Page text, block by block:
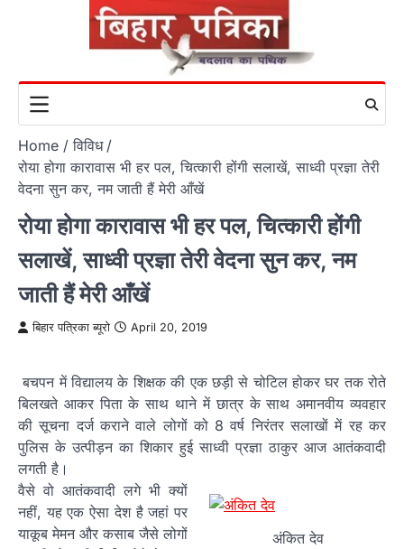
Home
विविध
रोया होगा कारावास भी हर पल, चित्कारी होंगी सलाखें, साध्वी प्रज्ञा तेरी
वेदना सुन कर, नम जाती हैं मेरी आँखें
रोया होगा कारावास भी हर पल, चित्कारी होंगी
सलाखें, साध्वी प्रज्ञा तेरी वेदना सुन कर, नम
जाती हैं मेरी आँखें
बिहार पत्रिका ब्यूरो April 20, 2019
बचपन में विद्यालय के शिक्षक की एक छड़ी से चोटिल होकर घर तक रोते
बिलखते आकर पिता के साथ थाने में छात्र के साथ अमानवीय व्यवहार
की सूचना दर्ज कराने वाले लोगों को 8 वर्ष निरंतर सलाखों में रह कर
पुलिस के उत्पीड़न का शिकार हुई साध्वी प्रज्ञा ठाकुर आज आतंकवादी
लगती है।
अंकित देव
वैसे वो आतंकवादी लगे भी क्यों
नहीं, यह एक ऐसा देश है जहां पर
याकूब मेमन और कसाब जैसे लोगों